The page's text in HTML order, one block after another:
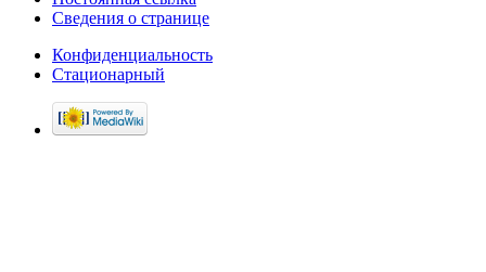
Сведения о странице
Конфиденциальность
Стационарный